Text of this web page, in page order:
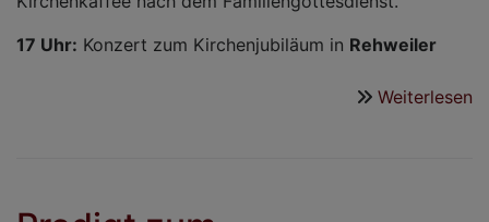
17 Uhr: Konzert zum Kirchenjubiläum in Rehweiler
Weiterlesen